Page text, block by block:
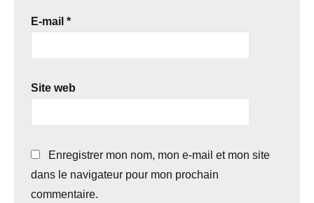
E-mail *
Site web
Enregistrer mon nom, mon e-mail et mon site
dans le navigateur pour mon prochain
commentaire.